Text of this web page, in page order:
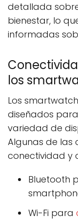
detallada
bienestar, lo
informadas
los
Los
diseñados
variedad de
Algunas de las
conectividad y
Bluetooth
Wi-Fi para